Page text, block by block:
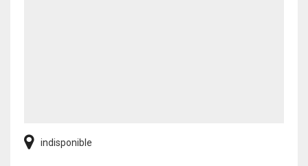
indisponible